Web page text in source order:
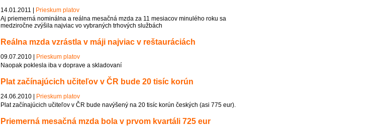
14.01.2011 |
Prieskum platov
Aj priemerná nominálna a reálna mesačná mzda za 11 mesiacov minulého roku sa
medziročne zvýšila najviac vo vybraných trhových službách
Reálna mzda vzrástla v máji najviac v reštauráciách
09.07.2010 |
Prieskum platov
Naopak poklesla iba v doprave a skladovaní
Plat začínajúcich učiteľov v ČR bude 20 tisíc korún
24.06.2010 |
Prieskum platov
Plat začínajúcich učiteľov v ČR bude navýšený na 20 tisíc korún českých (asi 775 eur).
Priemerná mesačná mzda bola v prvom kvartáli 725 eur